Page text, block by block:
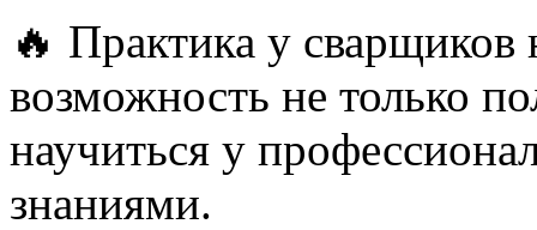
🔥 Практика у
возможность не только
научиться у
знаниями.